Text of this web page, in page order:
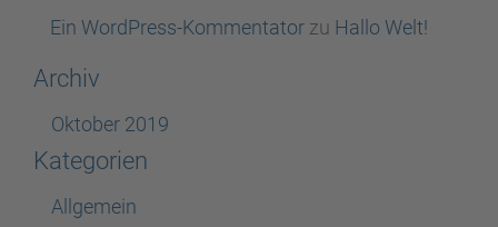
Ein WordPress-Kommentator zu Hallo Welt!
Archiv
Oktober 2019
Kategorien
Allgemein